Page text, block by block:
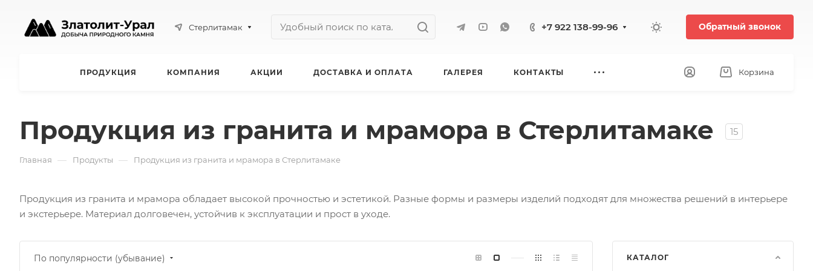
Стерлитамак +7 922 138-99-96 Обратный звонок
ПРОДУКЦИЯ КОМПАНИЯ АКЦИИ ДОСТАВКА И ОПЛАТА ГАЛЕРЕЯ КОНТАКТЫ Корзина
Продукция из гранита и мрамора в Стерлитамаке 15
Главная — Продукты — Продукция из гранита и мрамора в Стерлитамаке
Продукция из гранита и мрамора обладает высокой прочностью и эстетикой. Разные формы и размеры изделий подходят для множества решений в интерьере
и экстерьере. Материал долговечен, устойчив к эксплуатации и прост в уходе.
По популярности (убывание) КАТАЛОГ